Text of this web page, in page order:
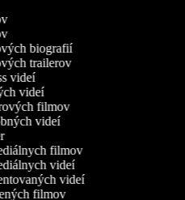
biografií
trailerov
videí
videí
filmov
videí
filmov
videí
videí
filmov